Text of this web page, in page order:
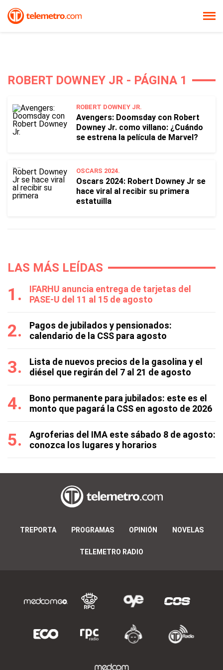
ROBERT DOWNEY JR - PÁGINA 1
ROBERT DOWNEY JR.
Avengers: Doomsday con Robert
Downey Jr. como villano: ¿Cuándo
se estrena la película de Marvel?
OSCARS 2024.
Oscars 2024: Robert Downey Jr se
hace viral al recibir su primera
estatuilla
LAS MÁS LEÍDAS
IFARHU anuncia entrega de tarjetas del
PASE-U del 11 al 15 de agosto
Pagos de jubilados y pensionados:
calendario de la CSS para agosto
Lista de nuevos precios de la gasolina y el
diésel que regirán del 7 al 21 de agosto
Bono permanente para jubilados: este es el
monto que pagará la CSS en agosto de 2026
Agroferias del IMA este sábado 8 de agosto:
conozca los lugares y horarios
TREPORTA PROGRAMAS OPINIÓN NOVELAS
TELEMETRO RADIO